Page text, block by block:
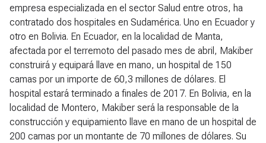
empresa especializada en el sector Salud entre otros, ha
contratado dos hospitales en Sudamérica. Uno en Ecuador y
otro en Bolivia. En Ecuador, en la localidad de Manta,
afectada por el terremoto del pasado mes de abril, Makiber
construirá y equipará llave en mano, un hospital de 150
camas por un importe de 60,3 millones de dólares. El
hospital estará terminado a finales de 2017. En Bolivia, en la
localidad de Montero, Makiber será la responsable de la
construcción y equipamiento llave en mano de un hospital de
200 camas por un montante de 70 millones de dólares. Su